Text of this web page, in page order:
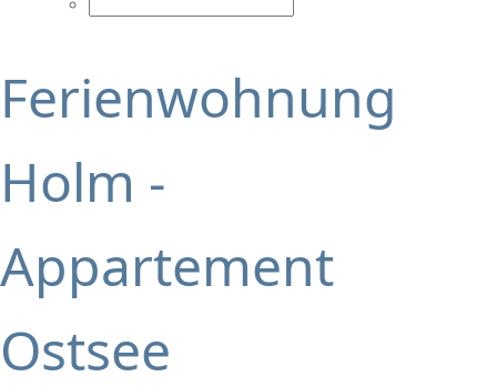
Ferienwohnung
Holm -
Appartement
Ostsee